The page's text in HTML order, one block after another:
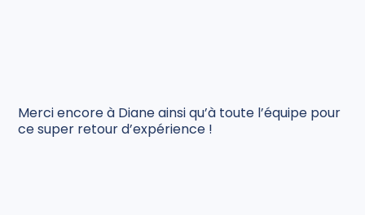
Merci encore à Diane ainsi qu’à toute l’équipe pour
ce super retour d’expérience !